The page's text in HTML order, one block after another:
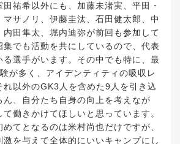
祐希以外にも、加藤未渚実、平田・
マサノリ、伊藤圭汰、石田健太郎、中
内田隼太、堀内迪弥が前回も参加して
集でも活動を共にしているので、代表
る選手がいます。その中でも特に、最
が多く、アイデンティティの吸収レ
れ以外のGK3人を含めた9人を引き込
ん、自分たち自身の向上を考えなが
働きかけてほしいと思っています。
てとなるのは米村尚也だけですが、
激を与えて全体的にいいキャンプにし